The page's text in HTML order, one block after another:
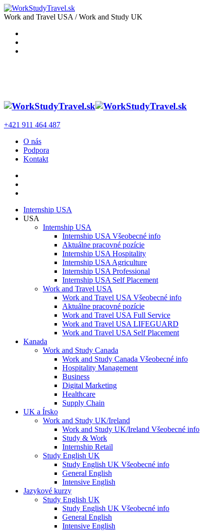
Work and Travel USA / Work and Study UK
+421 911 464 487
O nás
Podpora
Kontakt
Internship USA
USA
Internship USA
Internship USA Všeobecné info
Aktuálne pracovné pozície
Internship USA Hospitality
Internship USA Agriculture
Internship USA Professional
Internship USA Self Placement
Work and Travel USA
Work and Travel USA Všeobecné info
Aktuálne pracovné pozície
Work and Travel USA Full Service
Work and Travel USA LIFEGUARD
Work and Travel USA Self Placement
Kanada
Work and Study Canada
Work and Study Canada Všeobecné info
Hospitality Management
Business
Digital Marketing
Healthcare
Supply Chain
UK a Írsko
Work and Study UK/Ireland
Work and Study UK/Ireland Všeobecné info
Study & Work
Internship Retail
Study English UK
Study English UK Všeobecné info
General English
Intensive English
Jazykové kurzy
Study English UK
Study English UK Všeobecné info
General English
Intensive English